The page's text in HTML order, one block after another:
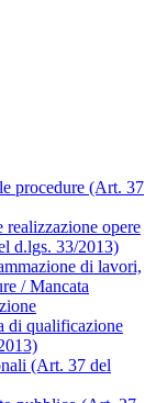
procedure (Art. 37
realizzazione opere
d.lgs. 33/2013)
di lavori,
/ Mancata
di qualificazione
(Art. 37 del